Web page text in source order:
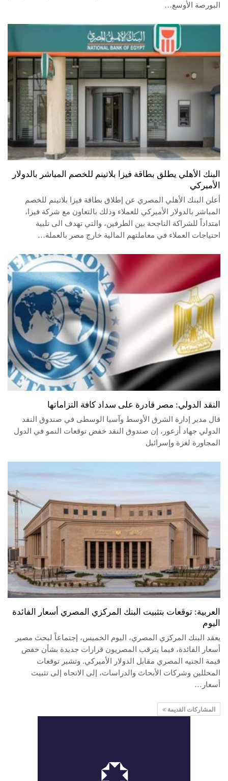
البورصة الأوسع…
البنك الأهلي يطلق بطاقة فيزا بلاتينم للخصم المباشر بالدولار
الأميركي
أعلن البنك الأهلي المصري عن إطلاق بطاقة فيزا بلاتينم للخصم
المباشر بالدولار الأميركي للعملاء وذلك بالتعاون مع شركة فيزا،
امتداداً للشراكة الناجحة بين الطرفين، والتي تهدف الى تلبية
احتياجات العملاء في معاملتهم المالية خارج مصر بالعملة…
النقد الدولي: مصر قادرة على سداد كافة التزاماتها
قال مدير إدارة الشرق الأوسط وآسيا الوسطى في صندوق النقد
الدولي جهاد أزعور، إن صندوق النقد خفض توقعات النمو في الدول
المجاورة لغزة وإسرائيل
العربية: توقعات بتثبيت البنك المركزي المصري أسعار الفائدة
اليوم
يعقد البنك المركزي المصري، اليوم الخميس، إجتماعاً لبحث مصير
أسعار الفائدة، فيما يترقب المصريون قرارات جديدة بشأن خفض
قيمة الجنيه المصري مقابل الدولار الأميركي. وتشير توقعات
المحللين وشركات الأبحاث والدراسات، إلى الاتجاه إلى تثبيت
أسعار…
المشاركات القديمة